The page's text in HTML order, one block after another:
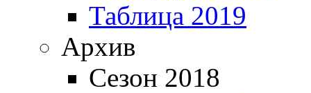
Таблица 2019
Архив
Сезон 2018